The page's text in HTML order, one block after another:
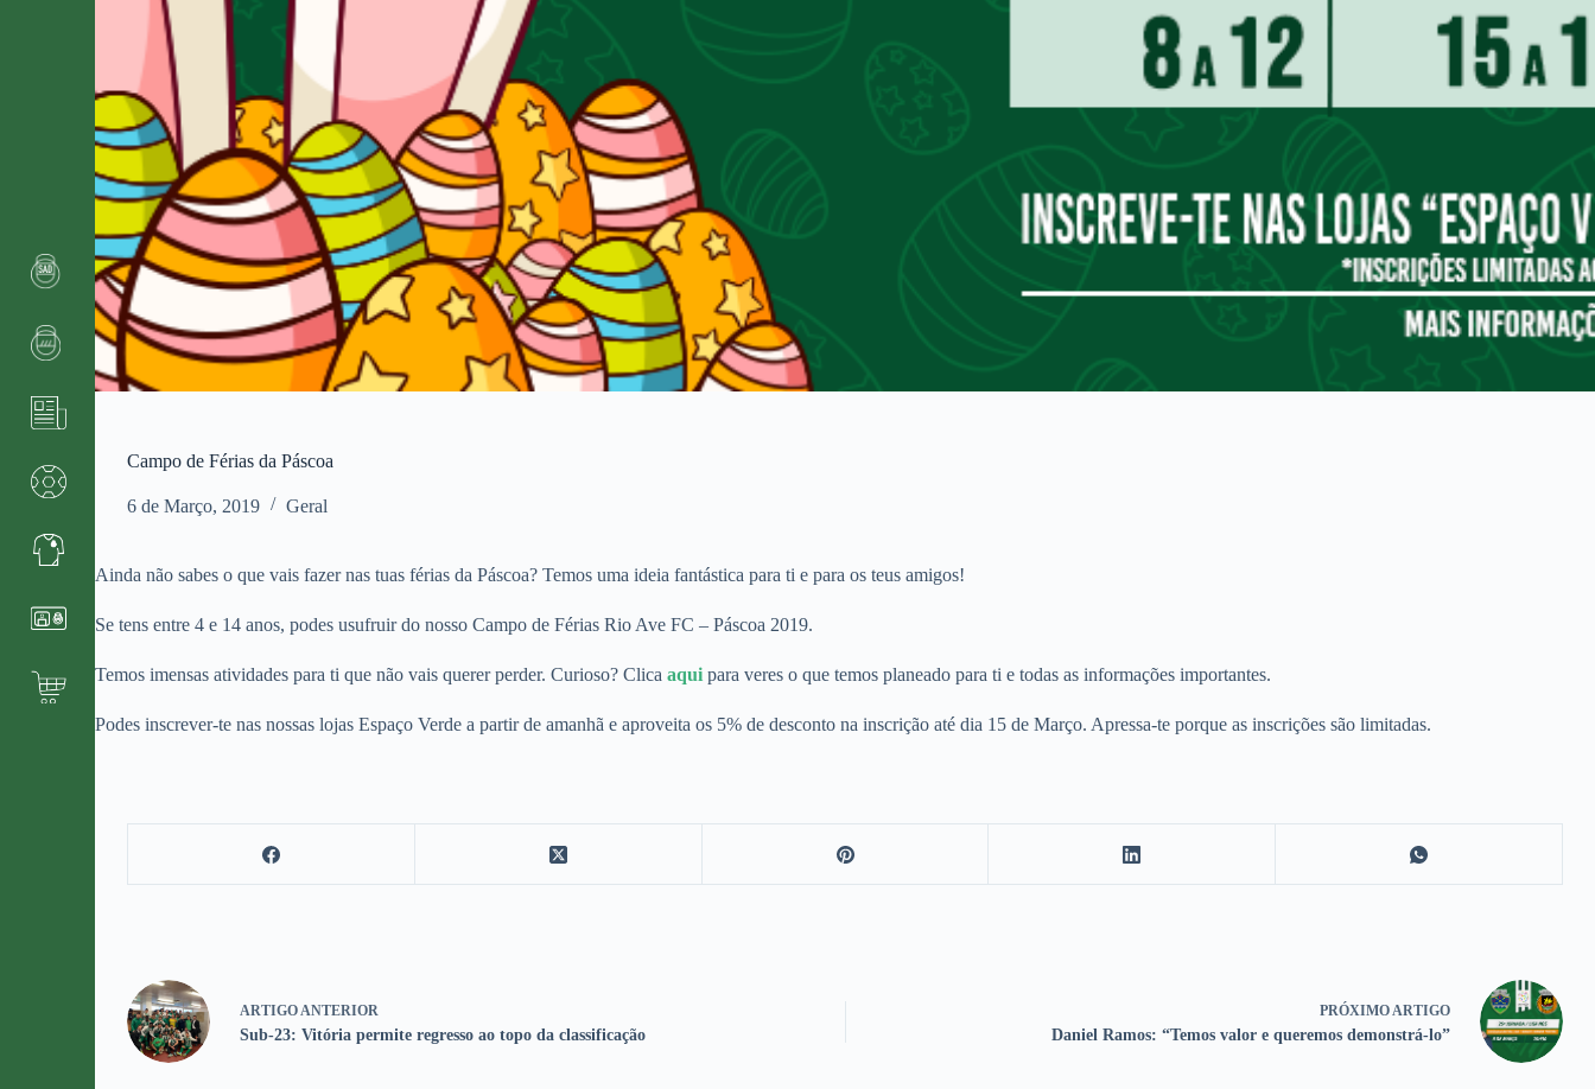
Campo de Férias da Páscoa
6 de Março, 2019 Geral
Ainda não sabes o que vais fazer nas tuas férias da Páscoa? Temos uma ideia fantástica para ti e para os teus amigos!
Se tens entre 4 e 14 anos, podes usufruir do nosso Campo de Férias Rio Ave FC – Páscoa 2019.
Temos imensas atividades para ti que não vais querer perder. Curioso? Clica aqui para veres o que temos planeado para ti e todas as informações importantes.
Podes inscrever-te nas nossas lojas Espaço Verde a partir de amanhã e aproveita os 5% de desconto na inscrição até dia 15 de Março. Apressa-te porque as inscrições são limitadas.
ARTIGO ANTERIOR
Sub-23: Vitória permite regresso ao topo da classificação
PRÓXIMO ARTIGO
Daniel Ramos: “Temos valor e queremos demonstrá-lo”